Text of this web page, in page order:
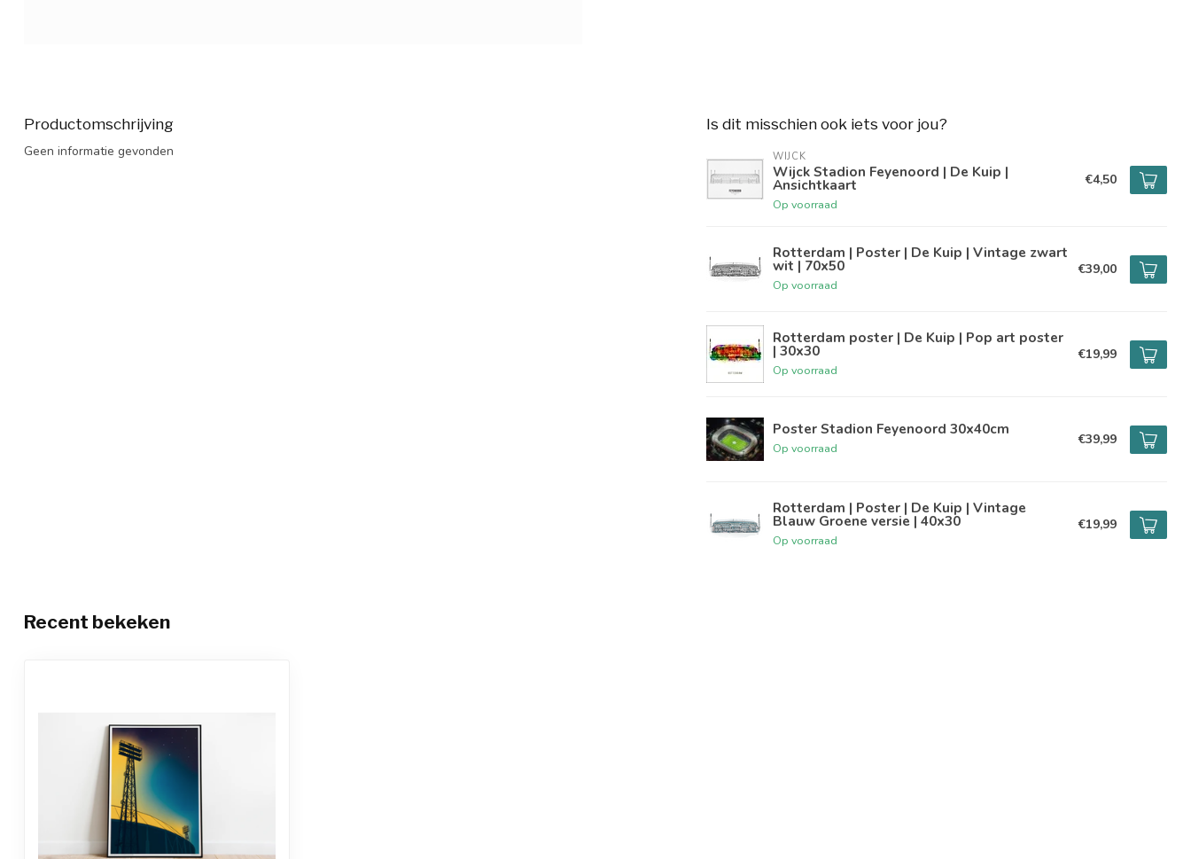
Productomschrijving
Geen informatie gevonden
Is dit misschien ook iets voor jou?
WIJCK
Wijck Stadion Feyenoord | De Kuip |
Ansichtkaart
Op voorraad
€4,50
Rotterdam | Poster | De Kuip | Vintage zwart
wit | 70x50
Op voorraad
€39,00
Rotterdam poster | De Kuip | Pop art poster
| 30x30
Op voorraad
€19,99
Poster Stadion Feyenoord 30x40cm
Op voorraad
€39,99
Rotterdam | Poster | De Kuip | Vintage
Blauw Groene versie | 40x30
Op voorraad
€19,99
Recent bekeken